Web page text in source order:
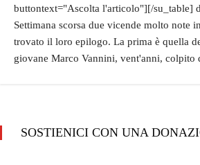
buttontext="Ascolta l'articolo"][/su_table]
Settimana scorsa due vicende molto note
trovato il loro epilogo. La prima è quella
giovane Marco Vannini, vent'anni, colpito
SOSTIENICI CON UNA